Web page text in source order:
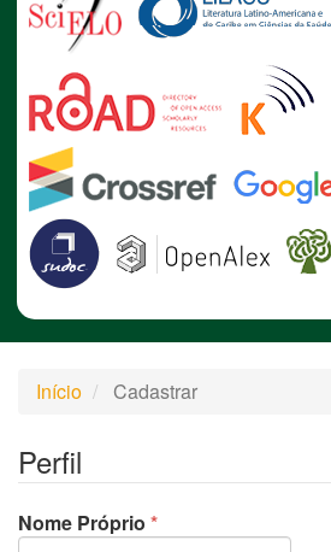
Início Cadastrar
Perfil
Nome Próprio *Obrigatório